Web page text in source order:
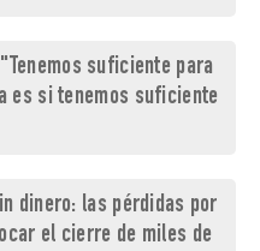
suficiente para
es si tenemos suficiente
dinero: las pérdidas por
el cierre de miles de